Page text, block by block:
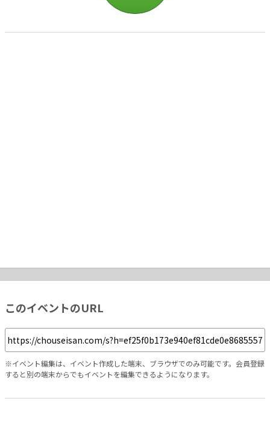
このイベントのURL
※イベント編集は、イベント作成した端末、ブラウザでのみ可能です。会員登録
すると別の端末からでもイベントを編集できるようになります。